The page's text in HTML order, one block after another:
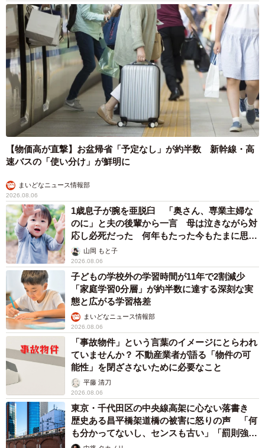
【物価高が直撃】お盆帰省「予定なし」が約半数 新幹線・高
速バスの「使い分け」が鮮明に
まいどなニュース情報部
2026.08.06
1歳息子が腕を亜脱臼 「奥さん、専業主婦な
のに」と夫の後輩から一言 母は泣きながら対
応し必死だった 何年もたった今もたまに思い
出し…山岡 もと子
2026.08.06
子どもの学校外の学習時間が11年で2割減少
「家庭学習0分層」が約半数に達する深刻な実
態と広がる学習格差
まいどなニュース情報部
2026.08.06
「事故物件」という言葉のイメージにとらわれ
ていませんか？ 不動産業者が語る「物件の可
能性」を閉ざさないために必要なこと
平藤 清刀
2026.08.06
東京・千代田区の中央線高架に心ない落書き
歴史ある昌平橋架道橋の被害に怒りの声 「何
も分かってないし、センスも古い」「罰則強化
して」